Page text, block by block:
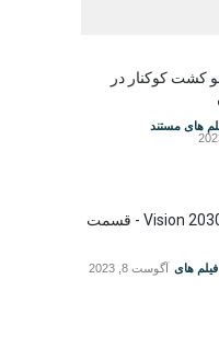
کشت کوکنار در
های مستند
پادکست Vision 2030 - قسمت
فیلم های آگوست 8, 2023